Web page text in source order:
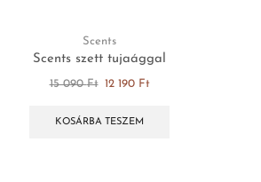
Scents
Scents szett tujaággal
15 090Ft 12 190 Ft
KOSÁRBA TESZEM